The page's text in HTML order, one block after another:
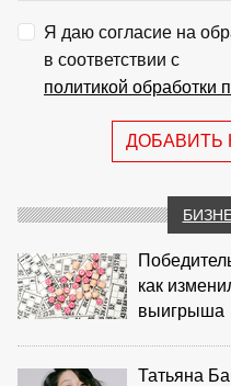
Я даю согласие на
в соответствии с
политикой обработки
ДОБАВИТЬ
как
выигрыша
Татьяна